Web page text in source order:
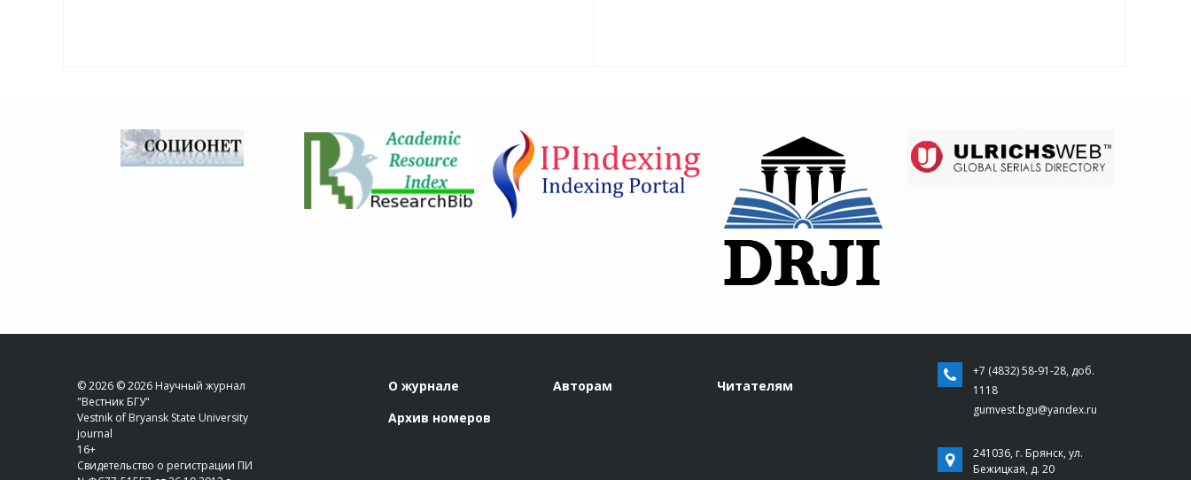
© 2026 © 2026 Научный журнал
"Вестник БГУ"
Vestnik of Bryansk State University
journal
16+
Свидетельство о регистрации ПИ
О журнале Авторам
Читателям
Архив номеров
+7 (4832) 58-91-28, доб.
1118
gumvest.bgu@yandex.ru
241036, г. Брянск, ул.
Бежицкая, д. 20